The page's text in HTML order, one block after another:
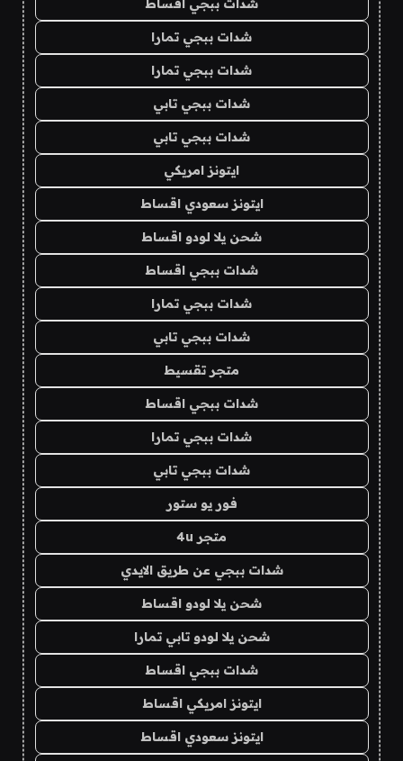
شدات ببجي اقساط
شدات ببجي تمارا
شدات ببجي تمارا
شدات ببجي تابي
شدات ببجي تابي
ايتونز امريكي
ايتونز سعودي اقساط
شحن يلا لودو اقساط
شدات ببجي اقساط
شدات ببجي تمارا
شدات ببجي تابي
متجر تقسيط
شدات ببجي اقساط
شدات ببجي تمارا
شدات ببجي تابي
فور يو ستور
متجر 4u
شدات ببجي عن طريق الايدي
شحن يلا لودو اقساط
شحن يلا لودو تابي تمارا
شدات ببجي اقساط
ايتونز امريكي اقساط
ايتونز سعودي اقساط